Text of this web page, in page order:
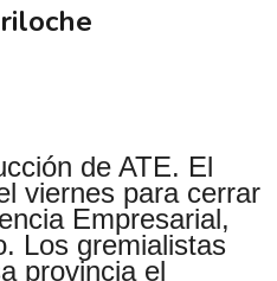
de ATE. El
viernes para cerrar
Empresarial,
Los gremialistas
provincia el